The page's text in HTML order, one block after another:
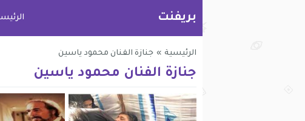
بريفنت
الرئيسية » جنازة الفنان محمود ياسين
جنازة الفنان محمود ياسين